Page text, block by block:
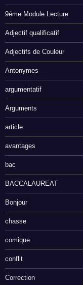
9éme Module Lecture
Adjectif qualificatif
Adjectifs de Couleur
Antonymes
argumentatif
Arguments
article
avantages
bac
BACCALAUREAT
Bonjour
chasse
comique
conflit
Correction